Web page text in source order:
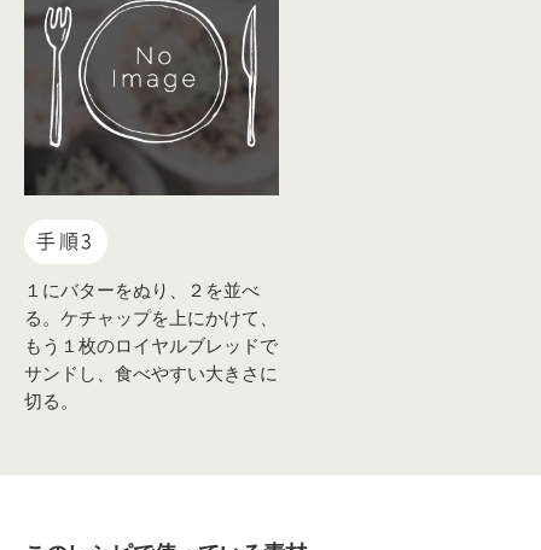
手順3
１にバターをぬり、２を並べ
る。ケチャップを上にかけて、
もう１枚のロイヤルブレッドで
サンドし、食べやすい大きさに
切る。